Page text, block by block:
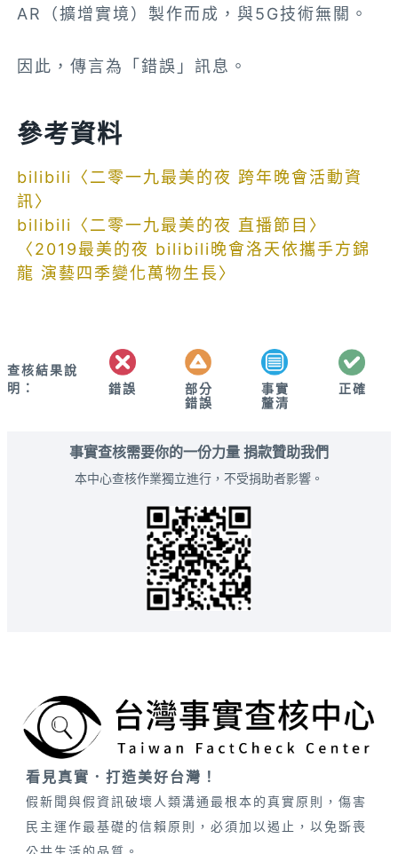
AR（擴增實境）製作而成，與5G技術無關。
因此，傳言為「錯誤」訊息。
參考資料
bilibili〈二零一九最美的夜 跨年晚會活動資
訊〉
bilibili〈二零一九最美的夜 直播節目〉
〈2019最美的夜 bilibili晚會洛天依攜手方錦
龍 演藝四季變化萬物生長〉
查核結果說
明：
錯誤
部分
錯誤
事實
釐清
正確
事實查核需要你的一份力量 捐款贊助我們
本中心查核作業獨立進行，不受捐助者影響。
看見真實．打造美好台灣！
假新聞與假資訊破壞人類溝通最根本的真實原則，傷害
民主運作最基礎的信賴原則，必須加以遏止，以免斲喪